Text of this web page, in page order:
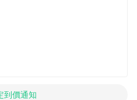
到價通知